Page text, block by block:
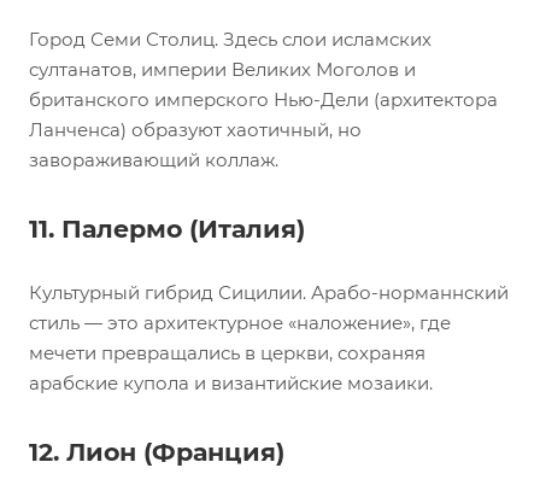
Город Семи Столиц. Здесь слои исламских
султанатов, империи Великих Моголов и
британского имперского Нью-Дели (архитектора
Ланченса) образуют хаотичный, но
завораживающий коллаж.
11. Палермо (Италия)
Культурный гибрид Сицилии. Арабо-норманнский
стиль — это архитектурное «наложение», где
мечети превращались в церкви, сохраняя
арабские купола и византийские мозаики.
12. Лион (Франция)